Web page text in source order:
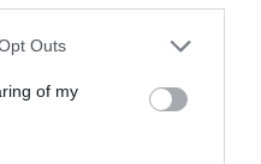
uses one or more Google
You may click to
and its third-party tags to
purposes in below Google
Outs
of my
arany, a nyíltvízi úszó
versenyt